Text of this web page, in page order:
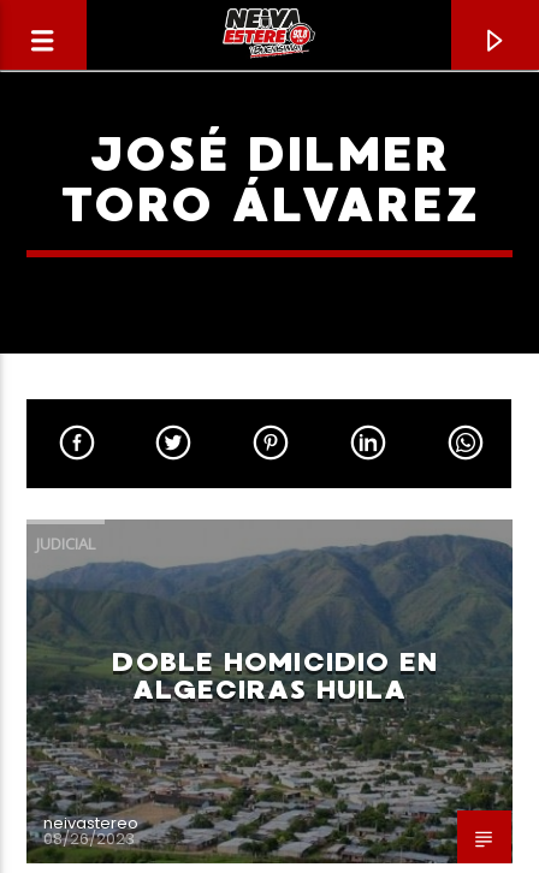
CANCIÓN ACTUAL
TÍTULO
ARTISTA
Neiva Estereo
JOSÉ DILMER
TORO ÁLVAREZ
JUDICIAL
DOBLE HOMICIDIO EN
ALGECIRAS HUILA
neivastereo
08/26/2023